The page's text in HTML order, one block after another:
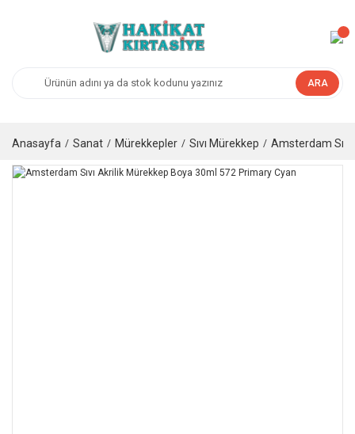
ARA
Anasayfa Sanat Mürekkepler Sıvı Mürekkep Amsterdam